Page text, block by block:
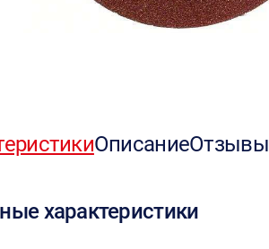
ОписаниеОтзывы
характеристики